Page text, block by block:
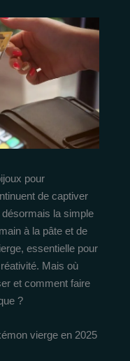
pour
de captiver
la simple
à la pâte et de
essentielle pour
Mais où
et comment faire
?
vierge en 2025